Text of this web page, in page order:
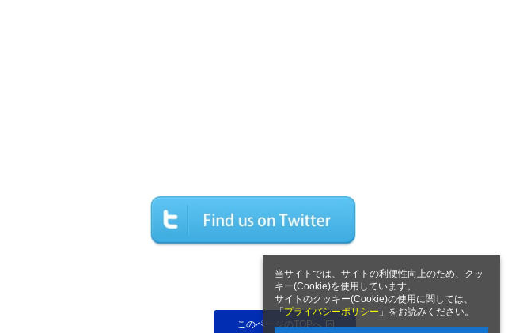
当サイトでは、サイトの利便性向上のため、クッ
キー(Cookie)を使用しています。
サイトのクッキー(Cookie)の使用に関しては、
「プライバシーポリシー 」をお読みください。
このページのTOPへ